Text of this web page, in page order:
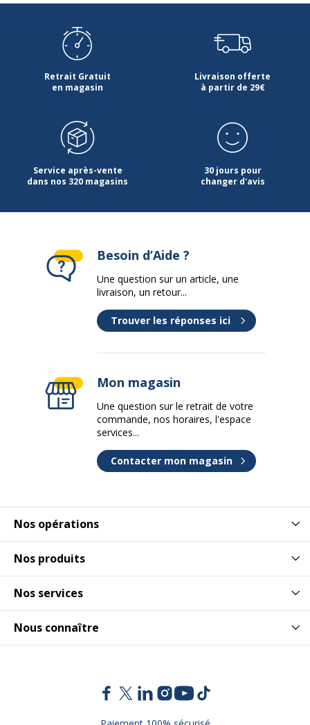
Retrait Gratuit
en magasin
Livraison offerte
à partir de 29€
Service après-vente
dans nos 320 magasins
30 jours pour
changer d'avis
Nos opérations
Nos produits
Nos services
Nous connaître
Besoin d’Aide ?
Une question sur un article, une
livraison, un retour...
Trouver les réponses ici
Mon magasin
Une question sur le retrait de votre
commande, nos horaires, l'espace
services...
Contacter mon magasin